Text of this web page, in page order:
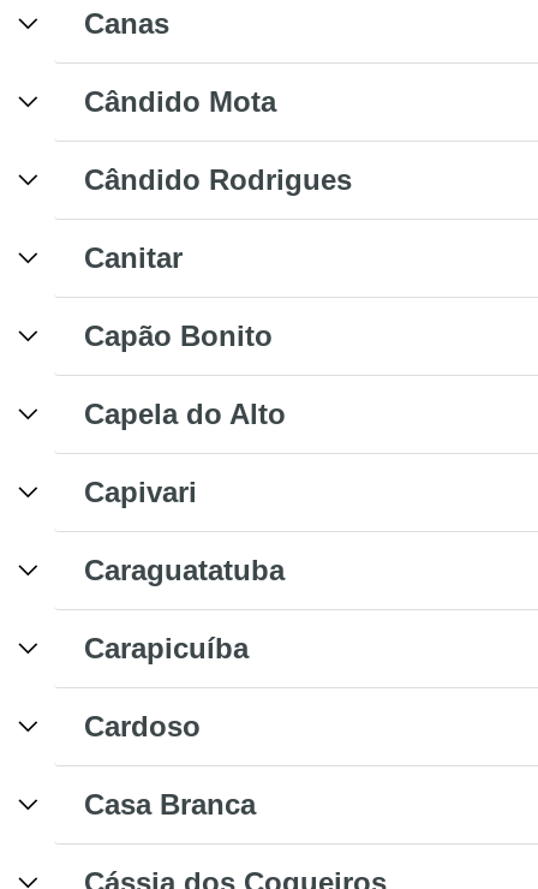
Canas
Cândido Mota
Cândido Rodrigues
Canitar
Capão Bonito
Capela do Alto
Capivari
Caraguatatuba
Carapicuíba
Cardoso
Casa Branca
Cássia dos Coqueiros